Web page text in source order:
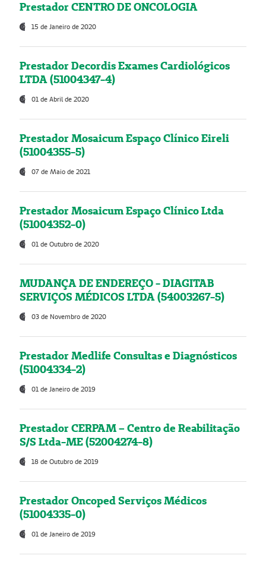
Prestador CENTRO DE ONCOLOGIA
15 de Janeiro de 2020
Prestador Decordis Exames Cardiológicos
LTDA (51004347-4)
01 de Abril de 2020
Prestador Mosaicum Espaço Clínico Eireli
(51004355-5)
07 de Maio de 2021
Prestador Mosaicum Espaço Clínico Ltda
(51004352-0)
01 de Outubro de 2020
MUDANÇA DE ENDEREÇO - DIAGITAB
SERVIÇOS MÉDICOS LTDA (54003267-5)
03 de Novembro de 2020
Prestador Medlife Consultas e Diagnósticos
(51004334-2)
01 de Janeiro de 2019
Prestador CERPAM – Centro de Reabilitação
S/S Ltda-ME (52004274-8)
18 de Outubro de 2019
Prestador Oncoped Serviços Médicos
(51004335-0)
01 de Janeiro de 2019